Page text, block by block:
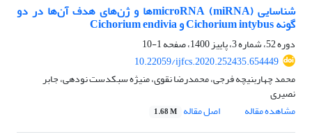
شناسایی microRNA (miRNA)ها و ژن‌های هدف آن‌ها در دو
گونه Cichorium intybus و Cichorium endivia
دوره 52، شماره 3، پاییز 1400، صفحه
1-10
10.22059/ijfcs.2020.252435.654449
محمد چهاربنیچه فرجی، محمدرضا نقوی، منیژه سبکدست نودهی، جابر
نصیری
مشاهده مقاله
اصل مقاله 1.68 M